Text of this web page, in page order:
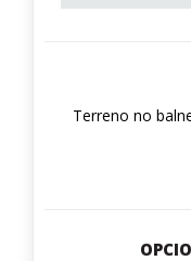
Terreno no